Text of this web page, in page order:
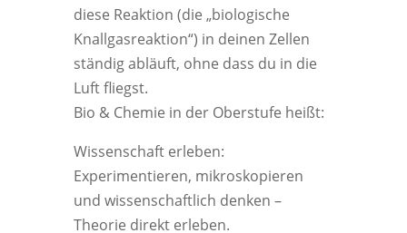
diese Reaktion (die „biologische
Knallgasreaktion“) in deinen Zellen
ständig abläuft, ohne dass du in die
Luft fliegst.
Bio & Chemie in der Oberstufe heißt:
Wissenschaft erleben:
Experimentieren, mikroskopieren
und wissenschaftlich denken –
Theorie direkt erleben.